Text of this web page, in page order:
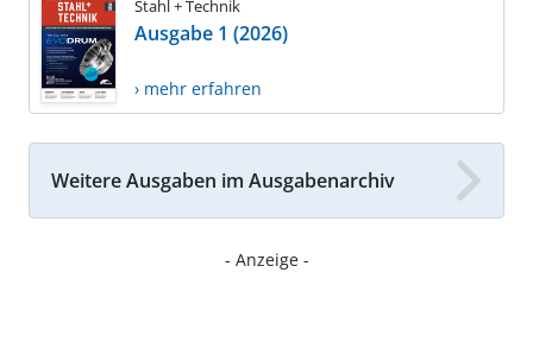
Stahl + Technik
Ausgabe 1 (2026)
› mehr erfahren
Weitere Ausgaben im Ausgabenarchiv
- Anzeige -